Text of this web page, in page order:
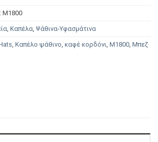
Μ1800
Καπέλα Ψάθινα-Υφασμάτινα
Καπέλο ψάθινο καφέ κορδόνι Μ1800 Μπεζ